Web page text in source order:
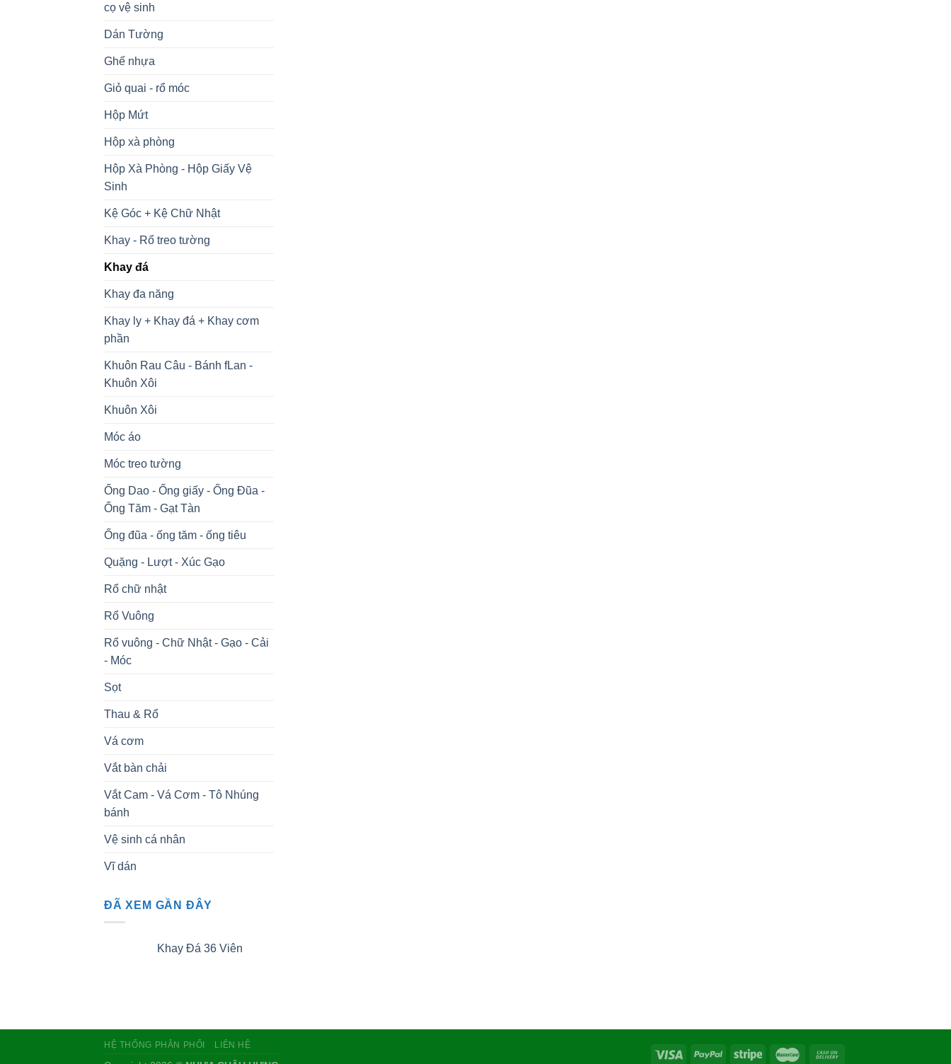
cọ vệ sinh
Dán Tường
Ghế nhựa
Giỏ quai - rổ móc
Hộp Mứt
Hộp xà phòng
Hộp Xà Phòng - Hộp Giấy Vệ
Sinh
Kệ Góc + Kệ Chữ Nhật
Khay - Rổ treo tường
Khay đá
Khay đa năng
Khay ly + Khay đá + Khay cơm
phần
Khuôn Rau Câu - Bánh fLan -
Khuôn Xôi
Khuôn Xôi
Móc áo
Móc treo tường
Ống Dao - Ống giấy - Ống Đũa -
Ống Tăm - Gạt Tàn
Ống đũa - ống tăm - ống tiêu
Quặng - Lượt - Xúc Gạo
Rổ chữ nhật
Rổ Vuông
Rổ vuông - Chữ Nhật - Gạo - Cải
- Móc
Sọt
Thau & Rổ
Vá cơm
Vắt bàn chải
Vắt Cam - Vá Cơm - Tô Nhúng
bánh
Vệ sinh cá nhân
Vĩ dán
ĐÃ XEM GẦN ĐÂY
Khay Đá 36 Viên
HỆ THỐNG PHÂN PHỐI LIÊN HỆ